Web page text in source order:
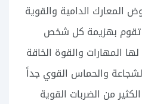
المعارك الدامية والقوية
بهزيمة كل شخص
المهارات والقوة الخاقة
والحماس القوي جداً
من الضربات القوية